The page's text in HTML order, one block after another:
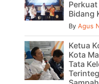
Bidang
By Agus
Ketua
Kota
Tata